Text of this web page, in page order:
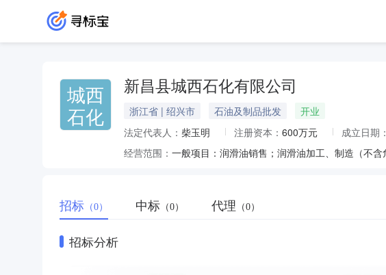
城西
石化
新昌县城西石化有限公司
浙江省 | 绍兴市 石油及制品批发
开业
法定代表人： 柴玉明 注册资本： 600万元 成立日期：
经营范围：
招标 （0） 中标 （0） 代理 （0）
招标分析